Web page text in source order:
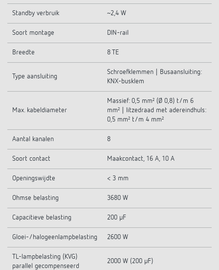
Standby verbruik ~2,4 W
Soort montage DIN-rail
Breedte 8 TE
Type aansluiting
Schroefklemmen | Busaansluiting:
KNX-busklem
Max. kabeldiameter
Massief: 0,5 mm² (Ø 0,8) t/m 6
mm² | litzedraad met adereindhuls:
0,5 mm² t/m 4 mm²
Aantal kanalen 8
Soort contact Maakcontact, 16 A, 10 A
Openingswijdte < 3 mm
Ohmse belasting 3680 W
Capacitieve belasting 200 µF
Gloei-/halogeenlampbelasting 2600 W
TL-lampbelasting (KVG)
parallel gecompenseerd
2000 W (200 µF)